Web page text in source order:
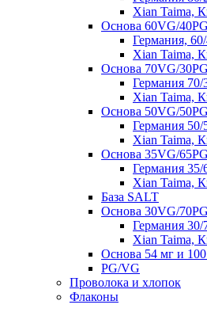
Xian Taima,
Основа 60VG/
Германия,
Xian Taima,
Основа 70VG/
Германия 70/
Xian Taima,
Основа 50VG/
Германия 50/
Xian Taima,
Основа 35VG/
Германия 35/
Xian Taima,
База SALT
Основа 30VG/
Германия 30/
Xian Taima,
Основа 54 мг и
PG/VG
Проволока и хлопок
Флаконы